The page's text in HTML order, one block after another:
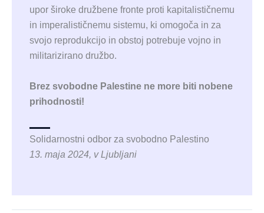
upor široke družbene fronte proti kapitalističnemu
in imperalističnemu sistemu, ki omogoča in za
svojo reprodukcijo in obstoj potrebuje vojno in
militarizirano družbo.
Brez svobodne Palestine ne more biti nobene
prihodnosti!
Solidarnostni odbor za svobodno Palestino
13. maja 2024, v Ljubljani